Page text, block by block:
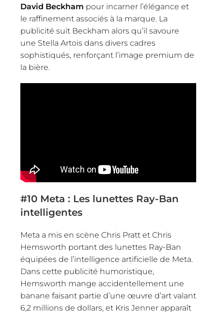
David Beckham pour incarner l’élégance et
le raffinement associés à la marque. La
publicité suit Beckham alors qu’il savoure
une Stella Artois dans divers cadres
sophistiqués, renforçant l’image premium de
la bière.
#10 Meta : Les lunettes Ray-Ban
intelligentes
Meta a mis en scène Chris Pratt et Chris
Hemsworth portant des lunettes Ray-Ban
équipées de l’intelligence artificielle de Meta.
Dans cette publicité humoristique,
Hemsworth mange accidentellement une
banane faisant partie d’une œuvre d’art valant
6,2 millions de dollars, et Kris Jenner apparaît